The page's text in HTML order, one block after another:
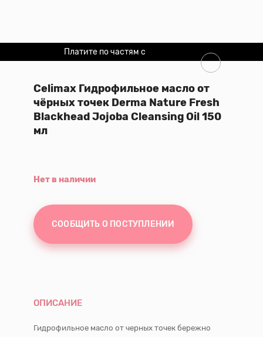
Платите по частям с
Celimax Гидрофильное масло от
чёрных точек Derma Nature Fresh
Blackhead Jojoba Cleansing Oil 150
мл
Нет в наличии
СООБЩИТЬ О ПОСТУПЛЕНИИ
ОПИСАНИЕ
Гидрофильное масло от черных точек бережно